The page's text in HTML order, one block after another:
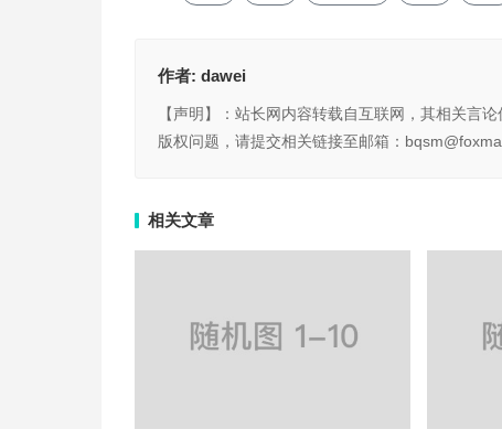
作者: dawei
【声明】：站长网内容转载自互联网，其相关言
版权问题，请提交相关链接至邮箱：
相关文章